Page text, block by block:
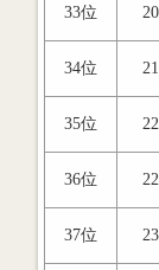
33位
34位
35位
36位
37位